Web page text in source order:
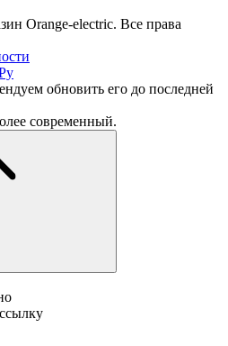
Orange-electric. Все права
обновить его до последней
современный.